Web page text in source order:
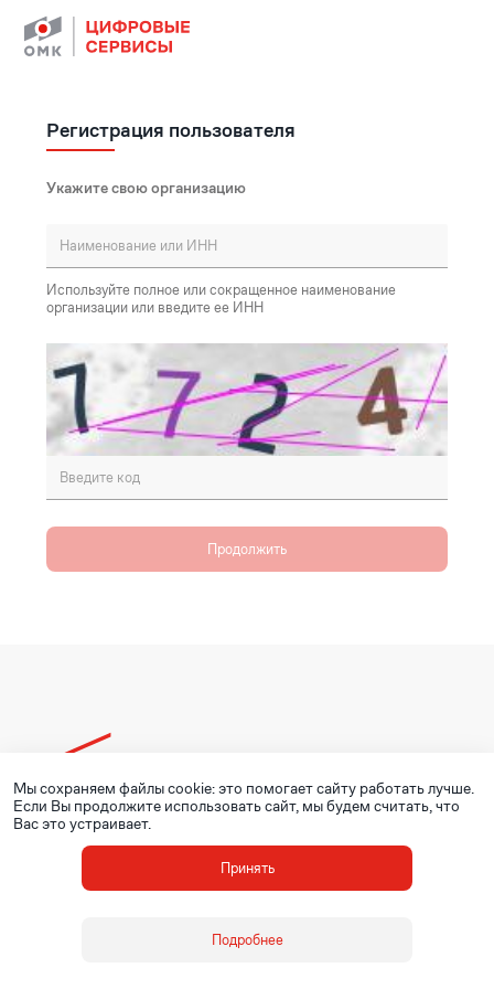
Регистрация пользователя
Укажите свою организацию
Используйте полное или сокращенное наименование
организации или введите ее ИНН
Продолжить
© ОМК, 2020 - 2026
Мы сохраняем файлы cookie: это помогает сайту работать лучше.
Если Вы продолжите использовать сайт, мы будем считать, что
Вас это устраивает.
Принять
Подробнее